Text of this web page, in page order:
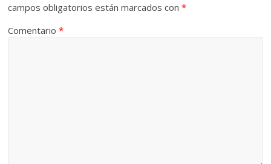
campos obligatorios están marcados con*
Comentario*